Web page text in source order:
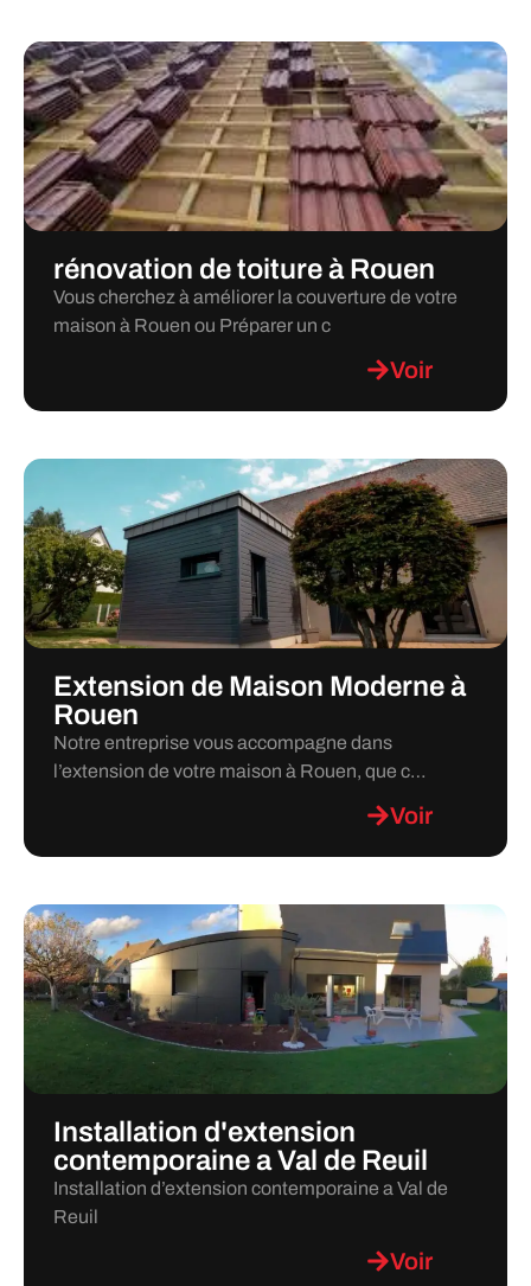
rénovation de toiture à Rouen
Vous cherchez à améliorer la couverture de votre
maison à Rouen ou Préparer un c
Voir
Extension de Maison Moderne à
Rouen
Notre entreprise vous accompagne dans
l’extension de votre maison à Rouen, que c…
Voir
Installation d'extension
contemporaine a Val de Reuil
Installation d’extension contemporaine a Val de
Reuil
Voir